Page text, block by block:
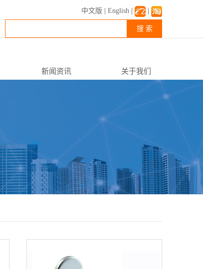
中文版 English
搜 索
新闻资讯 关于我们
联系我们